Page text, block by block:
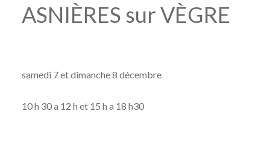
ASNIÈRES sur VÈGRE
samedi 7 et dimanche 8 décembre
10 h 30 a 12 h et 15 h a 18 h30